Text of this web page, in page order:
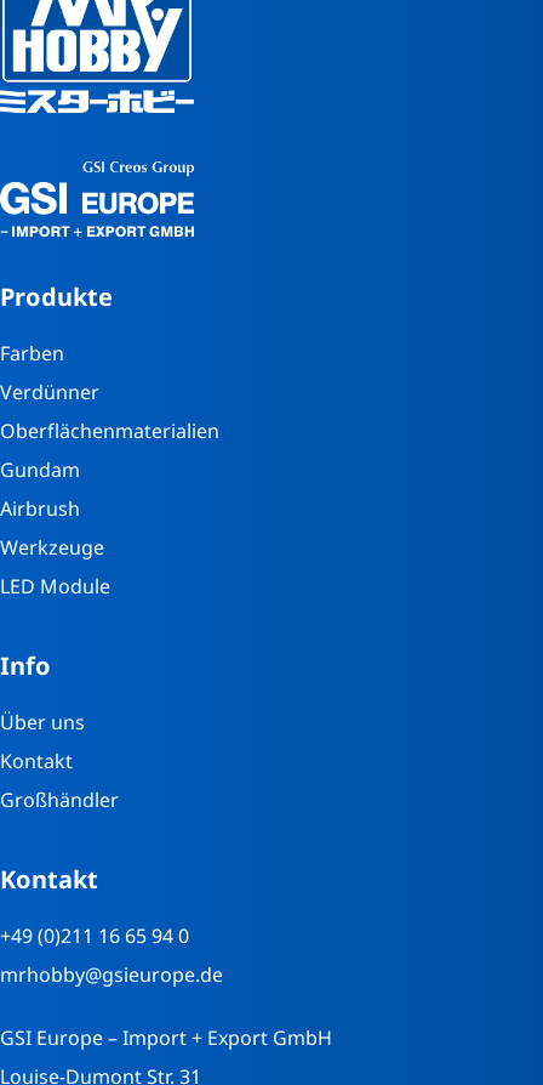
Produkte
Farben
Verdünner
Oberflächenmaterialien
Gundam
Airbrush
Werkzeuge
LED Module
Info
Über uns
Kontakt
Großhändler
Kontakt
+49 (0)211 16 65 94 0
mrhobby@gsieurope.de
GSI Europe – Import + Export GmbH
Louise-Dumont Str. 31